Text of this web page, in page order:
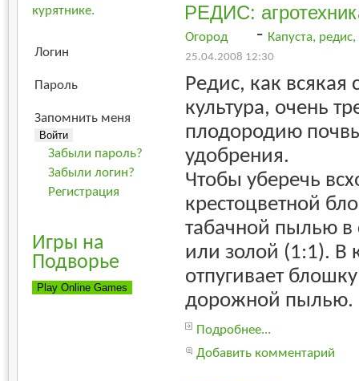
курятнике.
Логин
Пароль
Запомнить меня
Забыли пароль?
Забыли логин?
Регистрация
Игры на
Подворье
РЕДИС:
Огород - Капуста,
25.04.2008 12:30
Редис, как всякая
культура, очень
плодородию
удобрения.
Чтобы уберечь
крестоцветной
табачной пылью в
или золой (1:1). В
отпугивает
дорожной пылью.
Подробнее...
Добавить комментарий